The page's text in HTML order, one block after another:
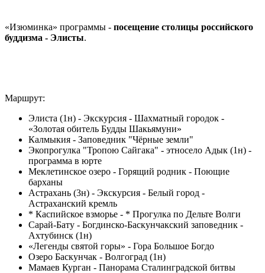
«Изюминка» программы - посещение столицы российского
буддизма - Элисты.
Маршрут:
Элиста (1н) - Экскурсия - Шахматный городок -
«Золотая обитель Будды Шакьямуни»
Калмыкия - Заповедник "Чёрные земли"
Экопрогулка "Тропою Сайгака" - этносело Адык (1н) -
программа в юрте
Меклетинское озеро - Горящий родник - Поющие
барханы
Астрахань (3н) - Экскурсия - Белый город -
Астраханский кремль
* Каспийское взморье - * Прогулка по Дельте Волги
Сарай-Бату - Богдинско-Баскунчакский заповедник -
Ахтубинск (1н)
«Легенды святой горы» - Гора Большое Богдо
Озеро Баскунчак - Волгоград (1н)
Мамаев Курган - Панорама Сталинградской битвы